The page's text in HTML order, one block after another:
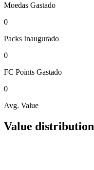
Moedas Gastado
0
Packs Inaugurado
0
FC Points Gastado
0
Avg. Value
Value distribution